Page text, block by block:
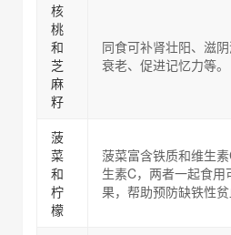
核
桃
和
芝
麻
籽
同食可补肾壮阳、滋
衰老、促进记忆力等。
菠
菜
和
柠
檬
菠菜富含铁质和维生
生素C，两者一起食
果，帮助预防缺铁性贫